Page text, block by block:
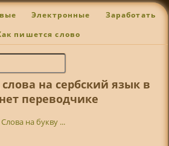
Электронные Заработать
пишется слово
на сербский язык в
переводчике
Слова на букву ...